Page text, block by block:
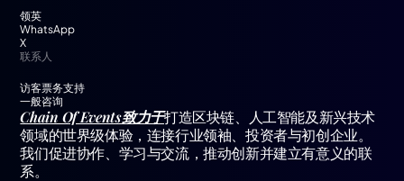
领英
WhatsApp
X
联系人
访客票务支持
一般咨询
Chain Of Events致力于打造区块链、人工智能及新兴技术
领域的世界级体验，连接行业领袖、投资者与初创企业。
我们促进协作、学习与交流，推动创新并建立有意义的联
系。